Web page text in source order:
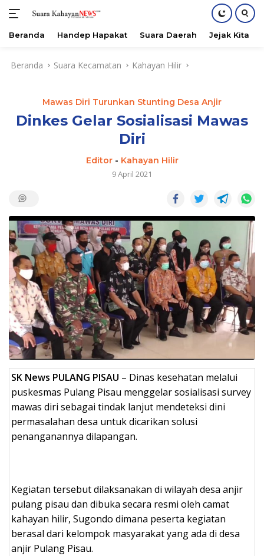
Beranda Handep Hapakat Suara Daerah Jejak Kita
Beranda Suara Kecamatan Kahayan Hilir
Mawas Diri Turunkan Stunting Desa Anjir
Dinkes Gelar Sosialisasi Mawas
Diri
Editor- Kahayan Hilir
9 April 2021
SK News PULANG PISAU – Dinas kesehatan melalui
puskesmas Pulang Pisau menggelar sosialisasi survey
mawas diri sebagai tindak lanjut mendeteksi dini
permasalahan desa untuk dicarikan solusi
penanganannya dilapangan.
Kegiatan tersebut dilaksanakan di wilayah desa anjir
pulang pisau dan dibuka secara resmi oleh camat
kahayan hilir, Sugondo dimana peserta kegiatan
berasal dari kelompok masyarakat yang ada di desa
anjir Pulang Pisau.